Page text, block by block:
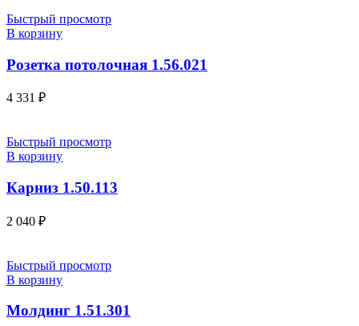
Быстрый просмотр
В корзину
Розетка потолочная 1.56.021
4 331 ₽
Быстрый просмотр
В корзину
Карниз 1.50.113
2 040 ₽
Быстрый просмотр
В корзину
Молдинг 1.51.301